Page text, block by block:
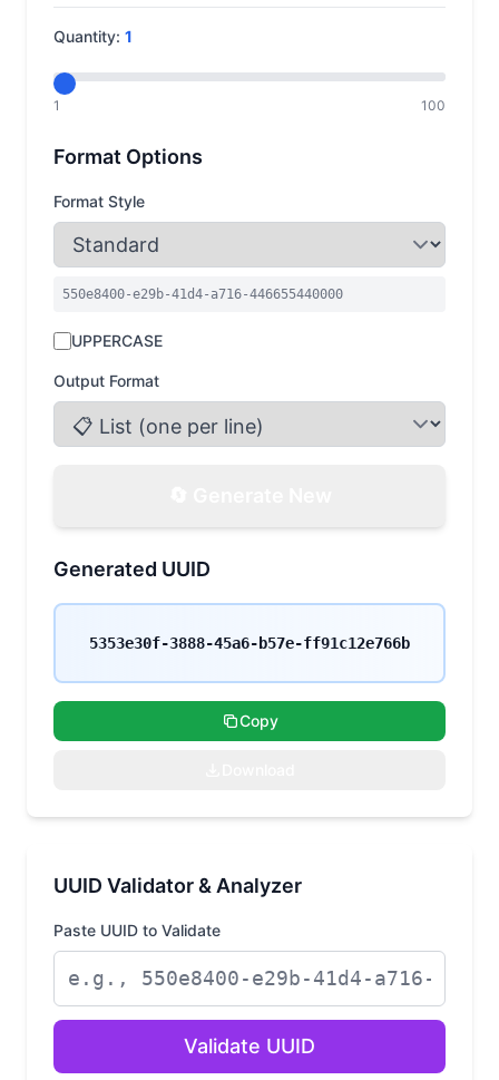
Quantity: 1
1 100
Format Options
Format Style
550e8400-e29b-41d4-a716-446655440000
UPPERCASE
Output Format
Generated UUID
5353e30f-3888-45a6-b57e-ff91c12e766b
Copy
UUID Validator & Analyzer
Paste UUID to Validate
Validate UUID